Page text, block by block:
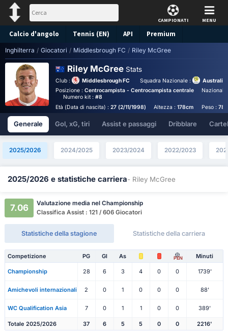
CAMPIONATI MENU
Calcio d'angolo Tennis (EN) API Premium
Pronostico
Inghilterra / Giocatori / Middlesbrough FC / Riley McGree
Riley McGree Stats
Club : Middlesbrough FC Squadra Nazionale :
Australia
Posizione : Centrocampista - Centrocampista centrale
Numero kit :#8
Età (Data di nascita) : 27 (2/11/1998) Altezza :178cm Peso :
Generale Gol, xG, tiri Assist e passaggi Dribblare
2025/2026 2024/2025 2023/2024 2022/2023
2025/2026 e statistiche carriera- Riley McGree
7.06
Valutazione media nel Championship
Classifica Assist : 121 / 606 Giocatori
Statistiche della stagione Statistiche della carriera
Competizione PG Gl As PEN Minuti
Championship 28 6 3 4 0 0 1739'
Amichevoli internazionali 2 0 1 0 0 0 88'
WC Qualification Asia 7 0 1 1 0 0 389'
Totale 2025/2026 37 6 5 5 0 0 2216'